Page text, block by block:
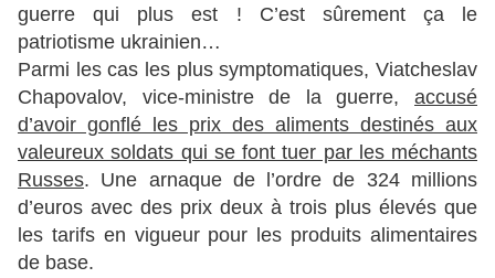
guerre qui plus est ! C’est sûrement ça le
patriotisme ukrainien…
Parmi les cas les plus symptomatiques, Viatcheslav
Chapovalov, vice-ministre de la guerre, accusé
d’avoir gonflé les prix des aliments destinés aux
valeureux soldats qui se font tuer par les méchants
Russes. Une arnaque de l’ordre de 324 millions
d’euros avec des prix deux à trois plus élevés que
les tarifs en vigueur pour les produits alimentaires
de base.